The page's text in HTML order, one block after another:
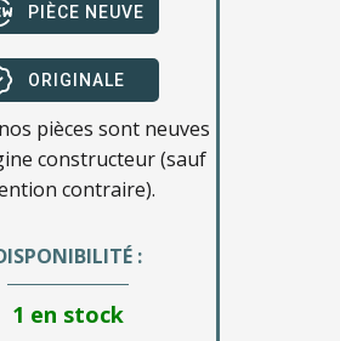
PIÈCE NEUVE
ORIGINALE
pièces sont neuves
constructeur (sauf
contraire).
:
1 en stock